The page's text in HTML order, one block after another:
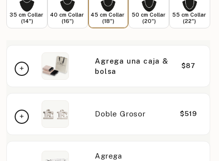
35 cm Collar
(14")
40 cm Collar
(16")
45 cm Collar
(18")
50 cm Collar
(20")
55 cm Collar
(22")
Agrega una caja &
bolsa
$87
Doble Grosor $519
Agrega